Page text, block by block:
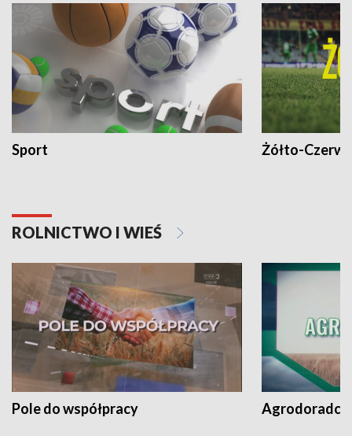
Sport Żółto-
ROLNICTWO I WIEŚ
Pole do współpracy Agrodoradcy